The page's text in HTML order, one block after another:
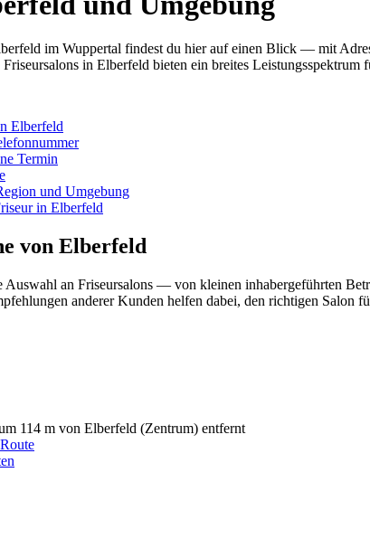
im Wuppertal findest du hier auf einen Blick — mit
in Elberfeld bieten ein breites Leistungsspektrum
Elberfeld
Termin
und Umgebung
in Elberfeld
von Elberfeld
Auswahl an Friseursalons — von kleinen inhabergeführten
anderer Kunden helfen dabei, den richtigen Salon
114 m von Elberfeld (Zentrum) entfernt
Route